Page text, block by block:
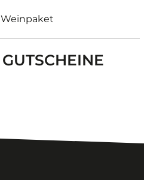
Weinpaket
GUTSCHEINE